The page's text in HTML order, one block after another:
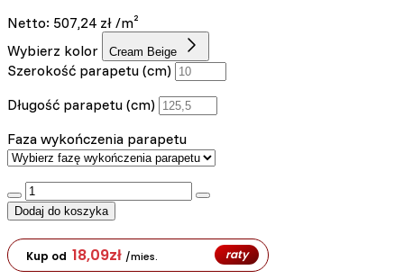
Netto: 507,24 zł /m²
Wybierz kolor
Cream Beige
Szerokość parapetu (cm)
Długość parapetu (cm)
Faza wykończenia parapetu
:product_name quantity
Dodaj do koszyka
Kup od 18,09zł /mies. raty